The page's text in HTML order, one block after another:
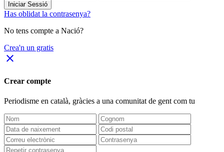
Iniciar Sessió
Has oblidat la contrasenya?
No tens compte a Nació?
Crea'n un gratis
close
Crear compte
Periodisme en català, gràcies a una comunitat de gent com tu